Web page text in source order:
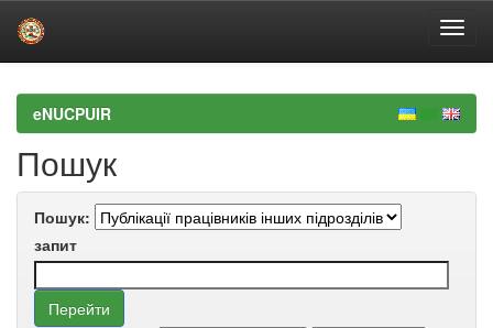
navigationeNUCPUIR
Пошук
Пошук:
запит